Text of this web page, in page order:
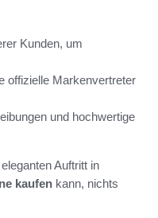
Kunden, um
offizielle Markenvertreter
und hochwertige
Auftritt in
kaufen kann, nichts